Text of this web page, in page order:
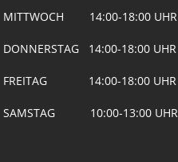
MITTWOCH 14:00-18:00 UHR
DONNERSTAG 14:00-18:00 UHR
FREITAG 14:00-18:00 UHR
SAMSTAG 10:00-13:00 UHR